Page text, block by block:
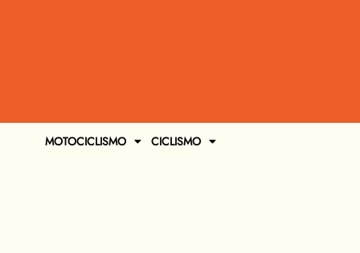
MOTOCICLISMO CICLISMO